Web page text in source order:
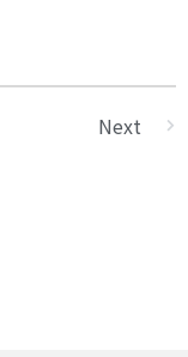
Next